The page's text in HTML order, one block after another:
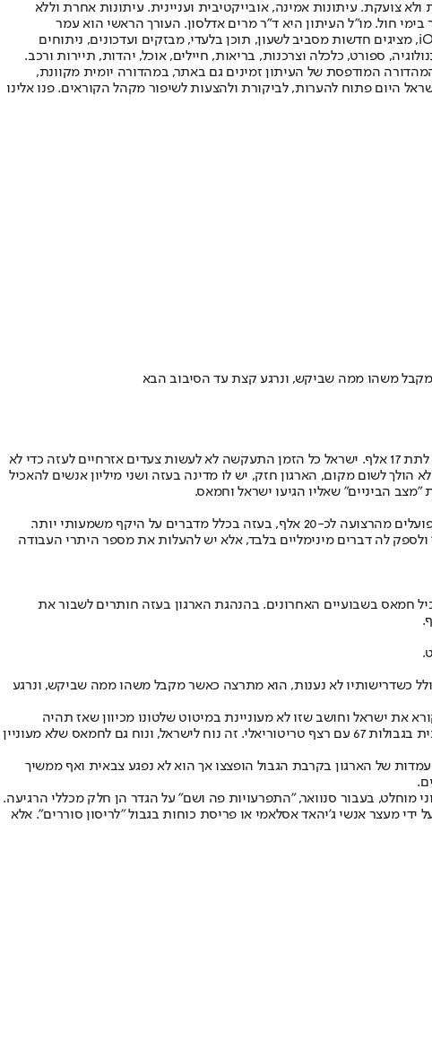
צועקת. עיתונות אמינה, אובייקטיבית ועניינית. עיתונות אחרת וללא
בעל שיעור החשיפה הגבוה ביותר בימי חול. מו"ל העיתון היא ד"ר מרים אדלסון. העורך הראשי הוא עמר
לחמנוביץ, והעורך המייסד הוא עמוס רגב. אתרי האינטרנט של "ישראל היום" בעברית ובאנגלית, כמו כן היישומונים (אפליקציות) לאנדרואיד ול-iOS, מציגים חדשות מסביב לשעון, תוכן בלעדי, מבזקים ועדכונים, ניתוחים
ספורט, כלכלה וצרכנות, בריאות, חיילים, אוכל, יהדות, תיירות ורכב.
המהדורה המודפסת של העיתון זמינים גם באתר, במהדורה יומית מקוונת,
היום פתוח להערות, לביקורת ולהצעות לשיפור מקהל הקוראים. פנו אלינו
מקבל משהו ממה שביקש, ונרגע קצת עד הסיבוב הבא
"אמרנו לישראלים: תנו לנו 50 אלף אישורי עבודה לתושבי הרצועה. רק טוב יצמח מזה. כל הזמן הם המשיכו להתנגד עד שבשנה האחרונה הסכימו לתת 17 אלף. ישראל כל הזמן התעקשה לא לעשות צעדים אזרחיים לעזה כדי לא
לשום מקום, הארגון חזק, יש לו מדינה בעזה ושני מיליון אנשים להאכיל
הביניים" שאליו הגיעו ישראל וחמאס.
על היקף משמעותי יותר.
לה דברים מינימליים בלבד, אלא יש להעלות את מספר היתרי העבודה
חמאס בשבועיים האחרונים. בהנהגת הארגון בעזה חותרים לשבור את
כשדרישותיו לא נענות, הוא מתרצה כאשר מקבל משהו ממה שביקש, ונרגע
את ישראל וחושב שזו לא מעוניינת במיטוט שלטונו מכיוון שאז תהיה
אנרכיה טוטאלית ולא תהיה לה כתובת. שנית, הימצאותו בשלטון מנציחה את הפיצול בין עזה לרמאללה, מה שמונע מימוש הקמת מדינה פלשתינית בגבולות 67 עם רצף טריטוריאלי. זה נוח לישראל, ונוח גם לחמאס שלא מעוניין
של הארגון בקרבת הגבול הופצצו אך הוא לא נפגע צבאית ואף ממשיך
בעבור סנוואר, "התפרעויות פה ושם" על הגדר הן חלק מכללי הרגיעה.
מעצר אנשי ג'יהאד אסלאמי או פריסת כוחות בגבול "לריסון סוררים". אלא